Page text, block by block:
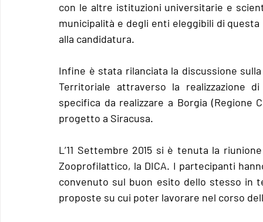
con le altre istituzioni universitarie e
municipalità e degli enti eleggibili di
alla candidatura.
Infine è stata rilanciata la discussione
Territoriale attraverso la realizzazione
specifica da realizzare a Borgia (Regione
progetto a Siracusa.
L’11 Settembre 2015 si è tenuta la
Zooprofilattico, la DICA. I partecipanti
convenuto sul buon esito dello stesso in
proposte su cui poter lavorare nel corso